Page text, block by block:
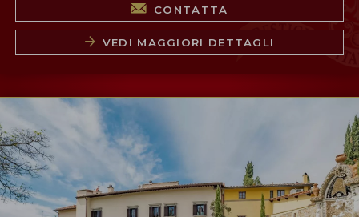
CONTATTA
VEDI MAGGIORI DETTAGLI